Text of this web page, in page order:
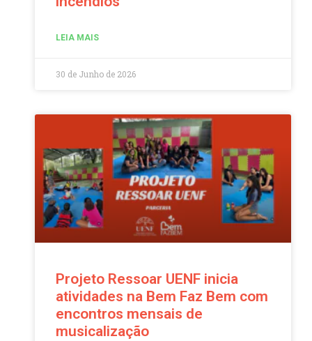
LEIA MAIS
30 de Junho de 2026
Projeto Ressoar UENF inicia
atividades na Bem Faz Bem com
encontros mensais de
musicalização